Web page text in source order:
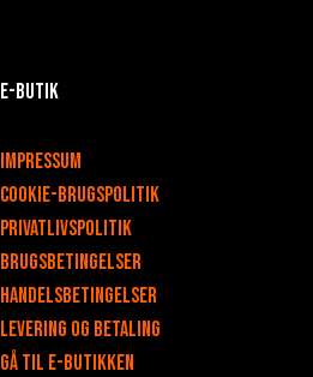
E-butik
Impressum
Cookie-brugspolitik
Privatlivspolitik
Brugsbetingelser
Handelsbetingelser
Levering og betaling
Gå til e-butikken